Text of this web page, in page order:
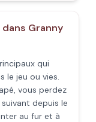
Granny
qui
le jeu ou vies.
vous perdez
depuis le
au fur et à